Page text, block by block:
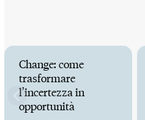
Change: come
trasformare
l’incertezza in
opportunità